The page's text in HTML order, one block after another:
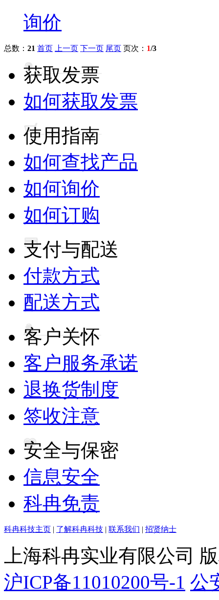
询价
总数： 21 首页 上一页 下一页 尾页 页次： 1/3
获取发票
如何获取发票
使用指南
如何查找产品
如何询价
如何订购
支付与配送
付款方式
配送方式
客户关怀
客户服务承诺
退换货制度
签收注意
安全与保密
信息安全
科冉免责
科冉科技主页 | 了解科冉科技 | 联系我们 | 招贤纳士
上海科冉实业有限公司
沪ICP备11010200号-1 公